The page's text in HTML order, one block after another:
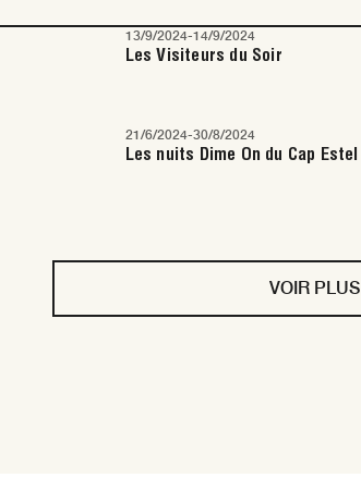
13/9/2024-14/9/2024
Les Visiteurs du Soir
21/6/2024-30/8/2024
Les nuits Dime On du Cap Estel
VOIR PLUS